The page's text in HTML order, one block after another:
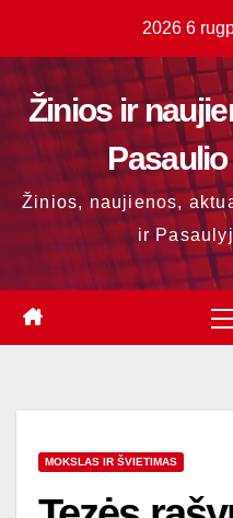
content
2026 6
Žinios ir
Pasaulio
Žinios, naujienos,
ir
MOKSLAS IR ŠVIETIMAS